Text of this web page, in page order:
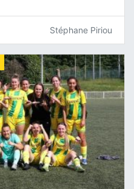
Stéphane Piriou